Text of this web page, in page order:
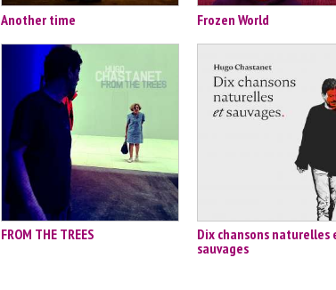
Another time Frozen World
FROM THE TREES
Dix chansons naturelles
sauvages